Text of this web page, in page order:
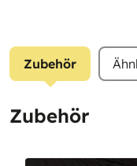
Zubehör
Zubehör